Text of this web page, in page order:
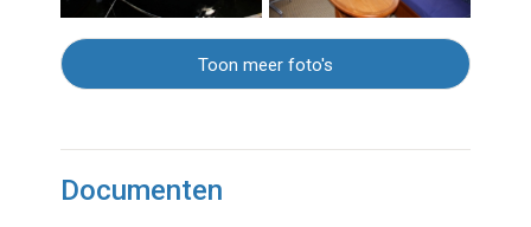
Toon meer foto's
Documenten